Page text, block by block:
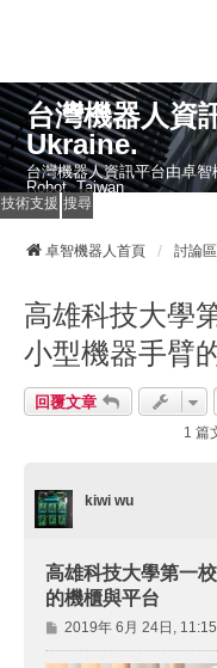
台灣機器人資
Ukraine.
台灣機器人資訊平台由卓
Robot, Taiwan
技術支援 搜尋
卓智機器人首頁 討論
高雄科技大學
小型機器手臂
回覆文章
1 篇
kiwi wu
高雄科技大學第一
的機櫃與平台
文
章
2019年 6月 24日, 11:15